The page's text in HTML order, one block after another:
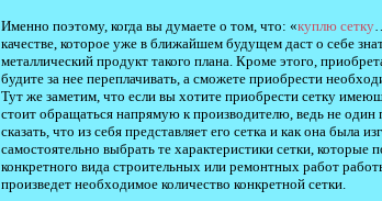
Именно поэтому, когда вы думаете о том, что: «куплю сетку
качестве, которое уже в ближайшем будущем даст о себе
металлический продукт такого плана. Кроме этого,
будите за нее переплачивать, а сможете приобрести
Тут же заметим, что если вы хотите приобрести сетку
стоит обращаться напрямую к производителю, ведь не
сказать, что из себя представляет его сетка и как она была
самостоятельно выбрать те характеристики сетки,
конкретного вида строительных или ремонтных работ
произведет необходимое количество конкретной сетки.